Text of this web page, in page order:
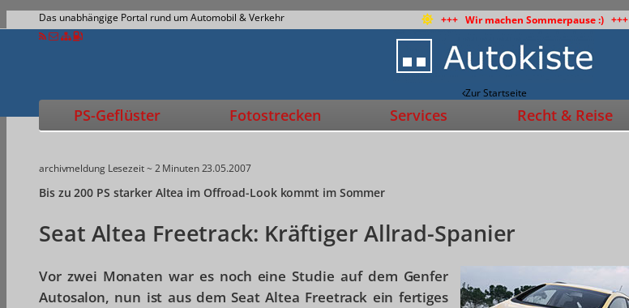
Das unabhängige Portal rund um Automobil & Verkehr +++ Wir machen Sommerpause :) +++
Zur Startseite
PS-Geflüster Fotostrecken Services Recht & Reise
archivmeldung Lesezeit ~ 2 Minuten23.05.2007
Bis zu 200 PS starker Altea im Offroad-Look kommt im Sommer
Seat Altea Freetrack: Kräftiger Allrad-Spanier
Vor zwei Monaten war es noch eine Studie auf dem Genfer
Autosalon, nun ist aus dem Seat Altea Freetrack ein fertiges